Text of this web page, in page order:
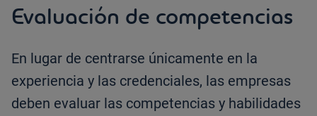
Evaluación de competencias
En lugar de centrarse únicamente en la
experiencia y las credenciales, las empresas
deben evaluar las competencias y habilidades